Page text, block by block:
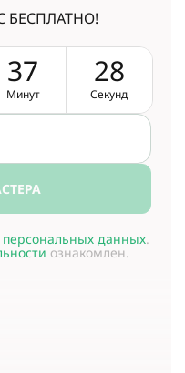
БЕСПЛАТНО!
37
Минут
27
Секунд
персональных данных.
ознакомлен.